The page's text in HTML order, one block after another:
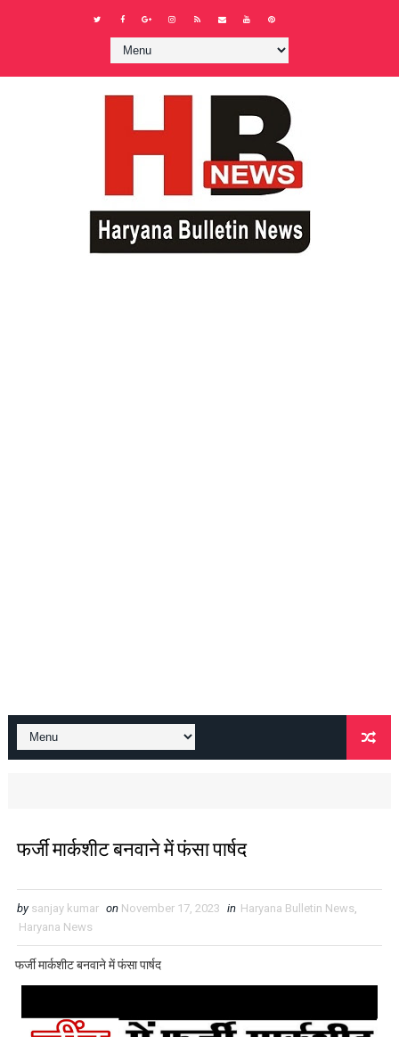
फर्जी मार्कशीट बनवाने में फंसा पार्षद
by sanjay kumar on November 17, 2023 in Haryana Bulletin News,
Haryana News
फर्जी मार्कशीट बनवाने में फंसा पार्षद